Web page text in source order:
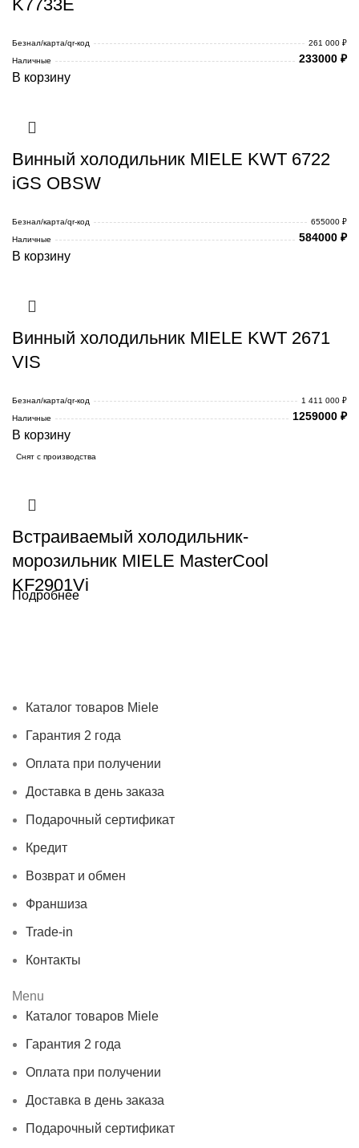
K7733E
Безнал/карта/qr-код
261 000 ₽
Наличные
233000 ₽
В корзину
Винный холодильник MIELE KWT 6722
iGS OBSW
Безнал/карта/qr-код
655000 ₽
Наличные
584000 ₽
В корзину
Винный холодильник MIELE KWT 2671
VIS
Безнал/карта/qr-код
1 411 000 ₽
Наличные
1259000 ₽
В корзину
Снят с производства
Встраиваемый холодильник-
морозильник MIELE MasterCool
KF2901Vi
Подробнее
Каталог товаров Miele
Гарантия 2 года
Оплата при получении
Доставка в день заказа
Подарочный сертификат
Кредит
Возврат и обмен
Франшиза
Trade-in
Контакты
Menu
Каталог товаров Miele
Гарантия 2 года
Оплата при получении
Доставка в день заказа
Подарочный сертификат